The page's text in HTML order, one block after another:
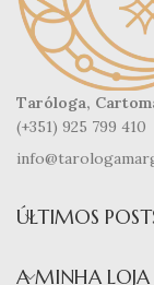
Taróloga,
(+351) 925 799 410
ÚLTIMOS
A MINHA LOJA